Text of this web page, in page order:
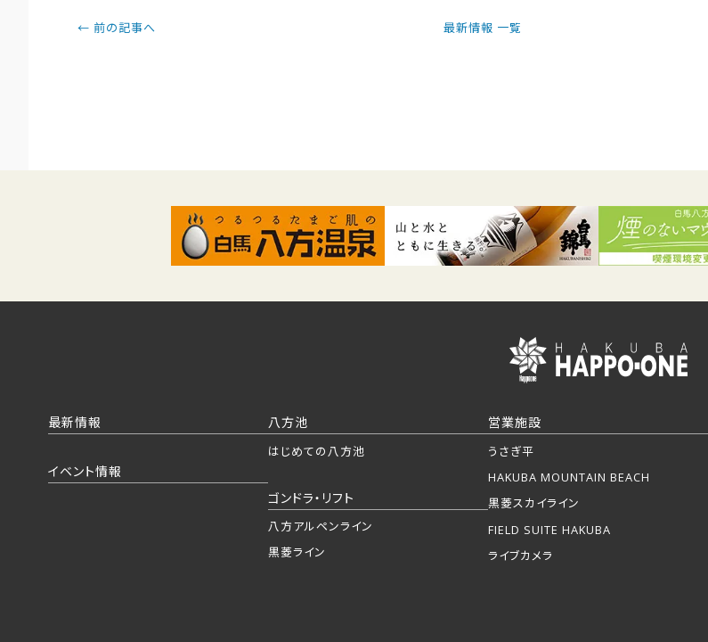
← 前の記事へ 最新情報 一覧
最新情報
イベント情報
八方池
はじめての八方池
ゴンドラ・リフト
八方アルペンライン
黒菱ライン
営業施設
うさぎ平
HAKUBA MOUNTAIN BEACH
黒菱スカイライン
FIELD SUITE HAKUBA
ライブカメラ